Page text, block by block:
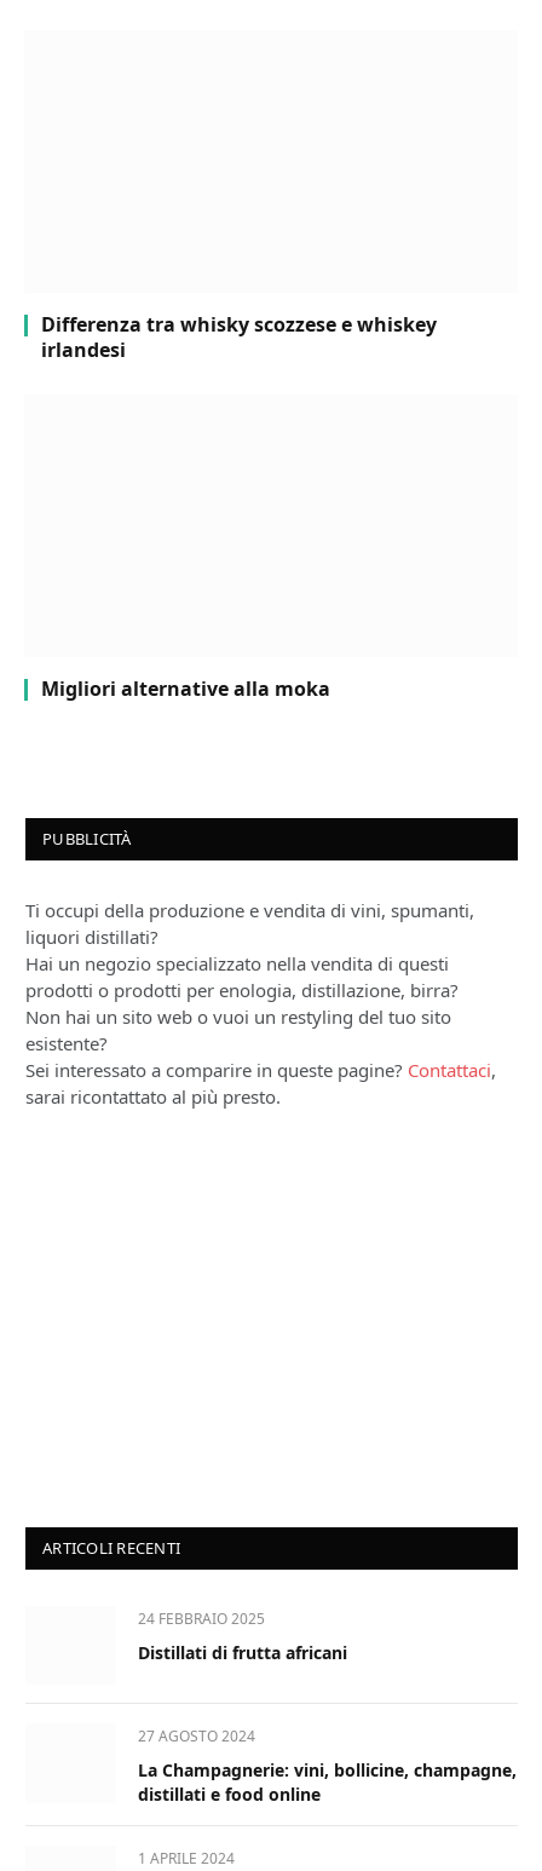
Differenza tra whisky scozzese e whiskey
irlandesi
Migliori alternative alla moka
PUBBLICITÀ
Ti occupi della produzione e vendita di vini, spumanti,
liquori distillati?
Hai un negozio specializzato nella vendita di questi
prodotti o prodotti per enologia, distillazione, birra?
Non hai un sito web o vuoi un restyling del tuo sito
esistente?
Sei interessato a comparire in queste pagine? Contattaci,
sarai ricontattato al più presto.
ARTICOLI RECENTI
24 FEBBRAIO 2025
Distillati di frutta africani
27 AGOSTO 2024
La Champagnerie: vini, bollicine, champagne,
distillati e food online
1 APRILE 2024